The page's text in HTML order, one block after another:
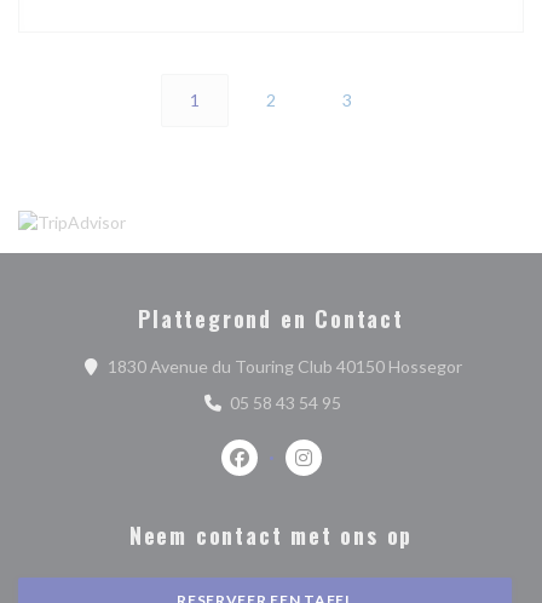
1 2 3
Plattegrond en Contact
1830 Avenue du Touring Club 40150 Hossegor((opent in
05 58 43 54 95
Facebook ((opent in een nieuw
Instagram ((opent in een
Neem contact met ons op